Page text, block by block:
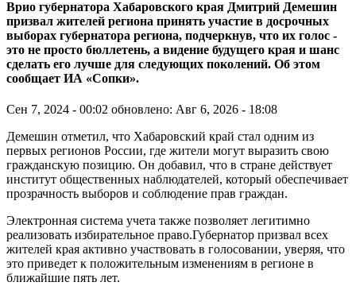
Врио губернатора Хабаровского края Дмитрий Демешин
призвал жителей региона принять участие в досрочных
выборах губернатора региона, подчеркнув, что их голос -
это не просто бюллетень, а видение будущего края и шанс
сделать его лучше для следующих поколений. Об этом
сообщает ИА «Сопки».
Сен 7, 2024 - 00:02 обновлено: Авг 6, 2026 - 18:08
Демешин отметил, что Хабаровский край стал одним из
первых регионов России, где жители могут выразить свою
гражданскую позицию. Он добавил, что в стране действует
институт общественных наблюдателей, который обеспечивает
прозрачность выборов и соблюдение прав граждан.
Электронная система учета также позволяет легитимно
реализовать избирательное право.Губернатор призвал всех
жителей края активно участвовать в голосовании, уверяя, что
это приведет к положительным изменениям в регионе в
ближайшие пять лет.